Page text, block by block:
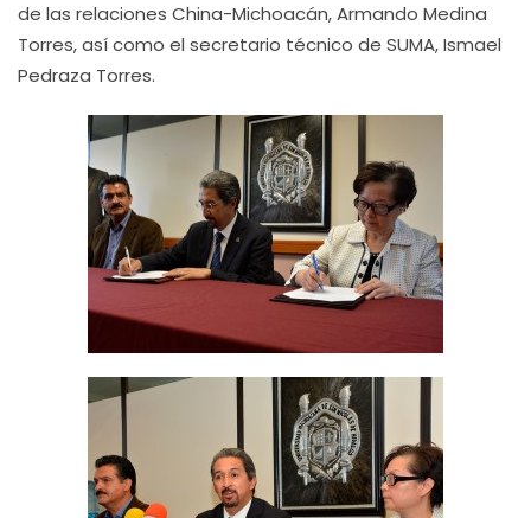
de las relaciones China-Michoacán, Armando Medina
Torres, así como el secretario técnico de SUMA, Ismael
Pedraza Torres.